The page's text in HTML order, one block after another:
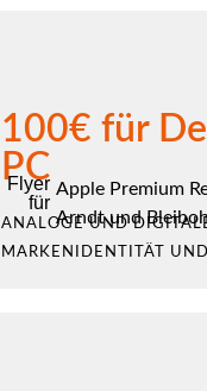
100€ für
PC
Flyer
für
Apple Premium
Arndt und
ANALOGE UND
MARKENIDENTITÄT